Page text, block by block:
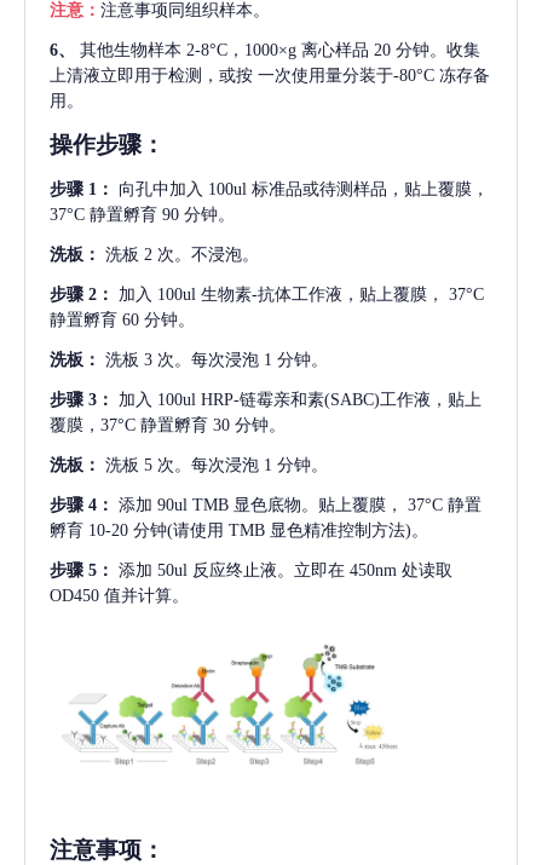
注意： 注意事项同组织样本。
6、 其他生物样本 2-8°C，1000×g 离心样品 20 分钟。收集
上清液立即用于检测，或按 一次使用量分装于-80°C 冻存备
用。
操作步骤：
步骤 1： 向孔中加入 100ul 标准品或待测样品，贴上覆膜，
37°C 静置孵育 90 分钟。
洗板： 洗板 2 次。不浸泡。
步骤 2： 加入 100ul 生物素-抗体工作液，贴上覆膜， 37°C
静置孵育 60 分钟。
洗板： 洗板 3 次。每次浸泡 1 分钟。
步骤 3： 加入 100ul HRP-链霉亲和素(SABC)工作液，贴上
覆膜，37°C 静置孵育 30 分钟。
洗板： 洗板 5 次。每次浸泡 1 分钟。
步骤 4： 添加 90ul TMB 显色底物。贴上覆膜， 37°C 静置
孵育 10-20 分钟(请使用 TMB 显色精准控制方法)。
步骤 5： 添加 50ul 反应终止液。立即在 450nm 处读取
OD450 值并计算。
注意事项 ：